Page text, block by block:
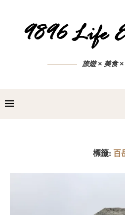
旅遊 × 美食
標籤: 百